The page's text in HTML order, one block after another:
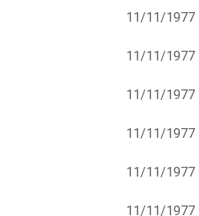
11/11/1977
11/11/1977
11/11/1977
11/11/1977
11/11/1977
11/11/1977